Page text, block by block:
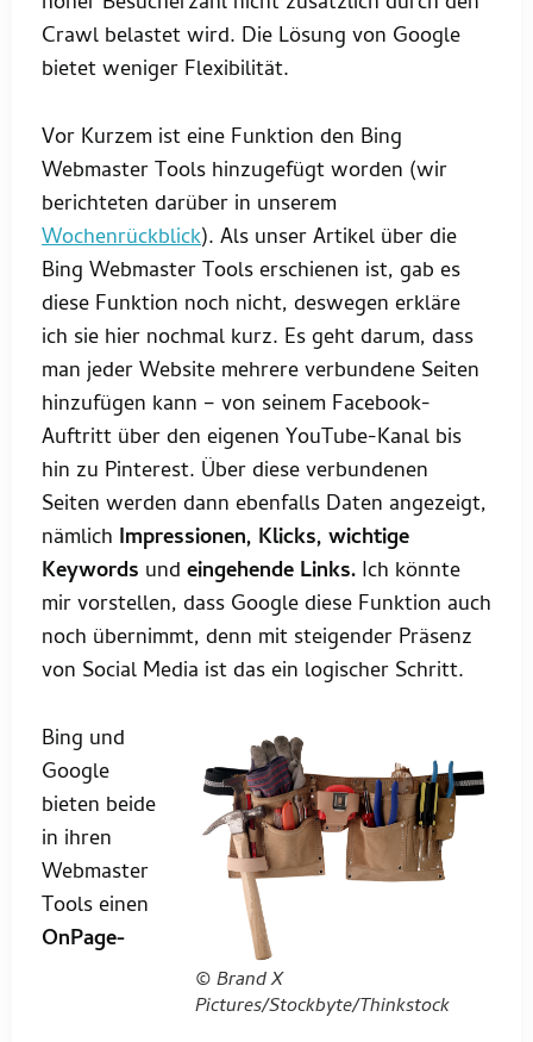
Crawl belastet wird. Die Lösung von Google
bietet weniger Flexibilität.
Vor Kurzem ist eine Funktion den Bing
Webmaster Tools hinzugefügt worden (wir
berichteten darüber in unserem
Wochenrückblick). Als unser Artikel über die
Bing Webmaster Tools erschienen ist, gab es
diese Funktion noch nicht, deswegen erkläre
ich sie hier nochmal kurz. Es geht darum, dass
man jeder Website mehrere verbundene Seiten
hinzufügen kann – von seinem Facebook-
Auftritt über den eigenen YouTube-Kanal bis
hin zu Pinterest. Über diese verbundenen
Seiten werden dann ebenfalls Daten angezeigt,
nämlich Impressionen, Klicks, wichtige
Keywords und eingehende Links. Ich könnte
mir vorstellen, dass Google diese Funktion auch
noch übernimmt, denn mit steigender Präsenz
von Social Media ist das ein logischer Schritt.
© Brand X
Pictures/Stockbyte/Thinkstock
Bing und
Google
bieten beide
in ihren
Webmaster
Tools einen
OnPage-